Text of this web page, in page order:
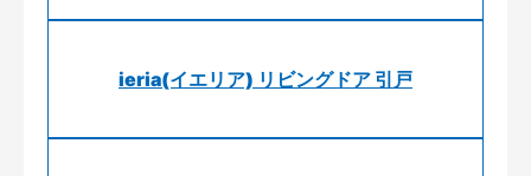
ieria(イエリア) リビングドア 引戸